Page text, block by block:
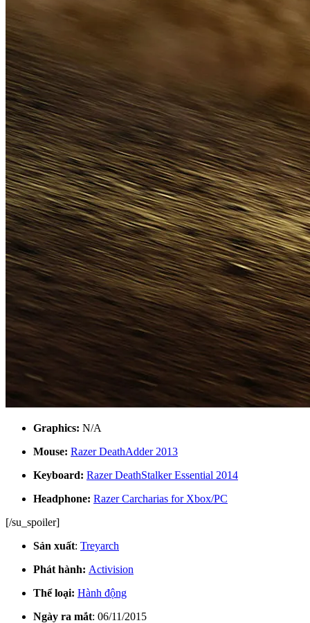
Graphics: N/A
Mouse: Razer DeathAdder 2013
Keyboard: Razer DeathStalker Essential 2014
Headphone: Razer Carcharias for Xbox/PC
[/su_spoiler]
Sản xuất: Treyarch
Phát hành: Activision
Thể loại: Hành động
Ngày ra mắt: 06/11/2015